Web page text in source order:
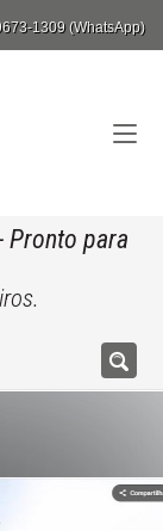
1309 (WhatsApp)
Pronto para